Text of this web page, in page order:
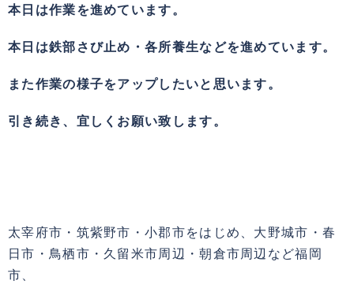
本日は作業を進めています。
本日は鉄部さび止め・各所養生などを進めています。
また作業の様子をアップしたいと思います。
引き続き、宜しくお願い致します。
太宰府市・筑紫野市・小郡市をはじめ、大野城市・春
日市・鳥栖市・久留米市周辺・朝倉市周辺など福岡
市、